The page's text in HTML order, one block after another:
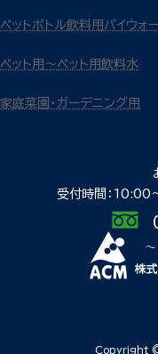
ペットボトル飲料用パイウォ
ペット用～ペット用飲料水
家庭菜園・ガーデニング用
受付時間：
Copyright